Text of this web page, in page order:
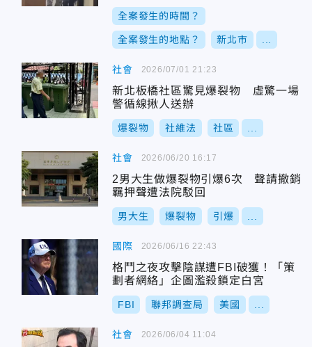
全案發生的時間？
全案發生的地點？ 新北市
社會
新北板橋社區驚見爆裂物 虛驚一場
警循線揪人送辦
爆裂物 社維法 社區
2026/07/01 21:23
社會
2男大生做爆裂物引爆6次 聲請撤銷
羈押聲遭法院駁回
男大生 爆裂物 引爆
2026/06/20 16:17
國際
格鬥之夜攻擊陰謀遭FBI破獲！「策
劃者網絡」企圖濫殺鎖定白宮
FBI 聯邦調查局 美國
2026/06/16 22:43
社會 2026/06/04 11:04